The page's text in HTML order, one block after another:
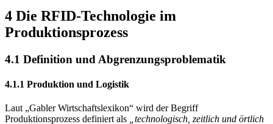
können (Kapitel 5).
4 Die RFID-Technologie im
Produktionsprozess
4.1 Definition und Abgrenzungsproblematik
4.1.1 Produktion und Logistik